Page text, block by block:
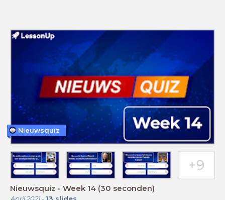
Nieuwsquiz - Week 14 (30 seconden)
Nieuwsquiz